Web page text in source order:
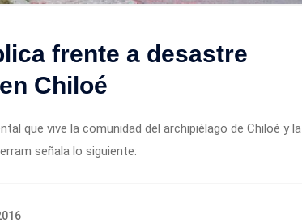
frente a desastre
Chiloé
que vive la comunidad del archipiélago de Chiloé y la
señala lo siguiente: